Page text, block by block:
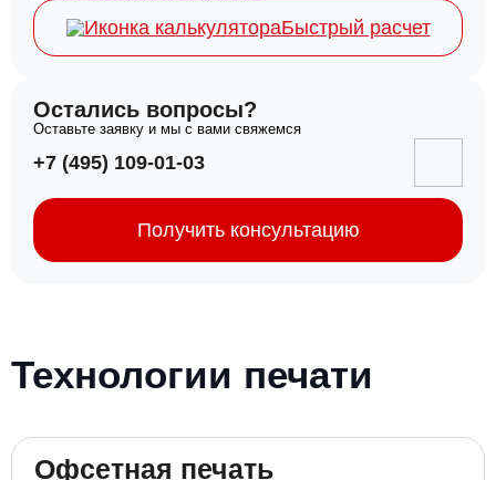
Быстрый расчет
Остались вопросы?
Оставьте заявку и мы с вами свяжемся
+7 (495) 109-01-03
Получить консультацию
Технологии печати
Офсетная печать